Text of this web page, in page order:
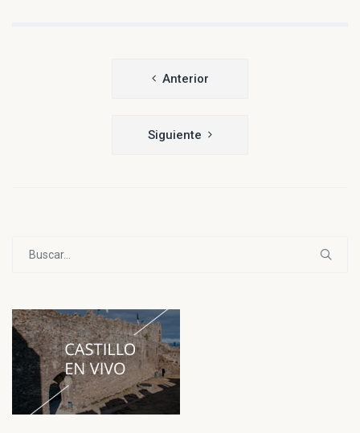
Anterior
Siguiente